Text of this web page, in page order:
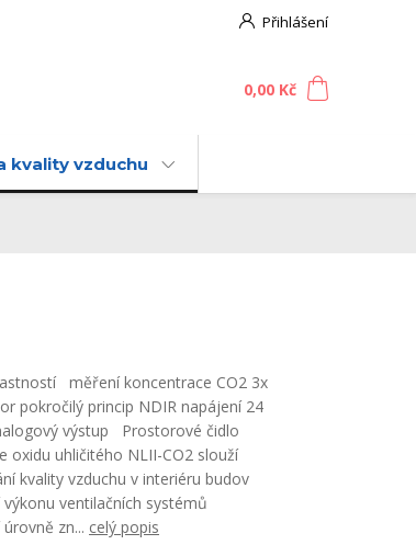
Přihlášení
0,00 Kč
kvality vzduchu
měření koncentrace CO2 3x
pokročilý princip NDIR napájení 24
výstup Prostorové čidlo
oxidu uhličitého NLII-CO2 slouží
kvality vzduchu v interiéru budov
ventilačních systémů
zn... celý popis